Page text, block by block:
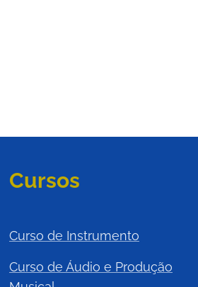
Cursos
Curso de Instrumento
Curso de Áudio e Produção